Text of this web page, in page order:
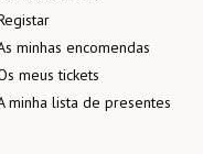
minhas encomendas
meus tickets
minha lista de presentes